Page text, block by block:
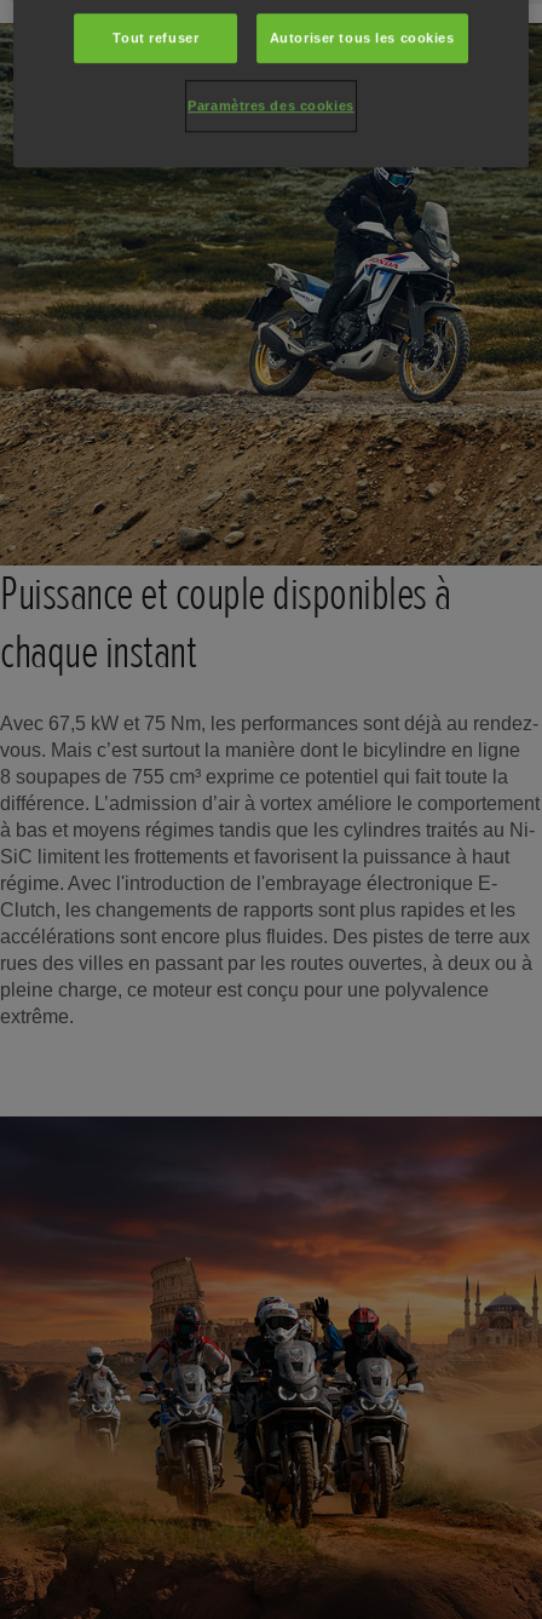
Puissance et couple disponibles à
chaque instant
Avec 67,5 kW et 75 Nm, les performances sont déjà au rendez-
vous. Mais c’est surtout la manière dont le bicylindre en ligne
8 soupapes de 755 cm³ exprime ce potentiel qui fait toute la
différence. L’admission d’air à vortex améliore le comportement
à bas et moyens régimes tandis que les cylindres traités au Ni-
SiC limitent les frottements et favorisent la puissance à haut
régime. Avec l'introduction de l'embrayage électronique E-
Clutch, les changements de rapports sont plus rapides et les
accélérations sont encore plus fluides. Des pistes de terre aux
rues des villes en passant par les routes ouvertes, à deux ou à
pleine charge, ce moteur est conçu pour une polyvalence
extrême.
Tout refuser Autoriser tous les cookies
Paramètres des cookies